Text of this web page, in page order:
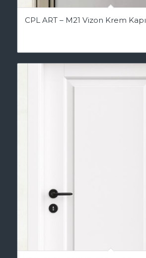
CPL ART – M21 Vizon Krem Kapı